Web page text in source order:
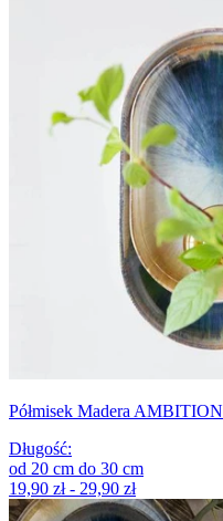
Półmisek Madera AMBITION
Długość:
od 20 cm do 30 cm
19,90 zł - 29,90 zł